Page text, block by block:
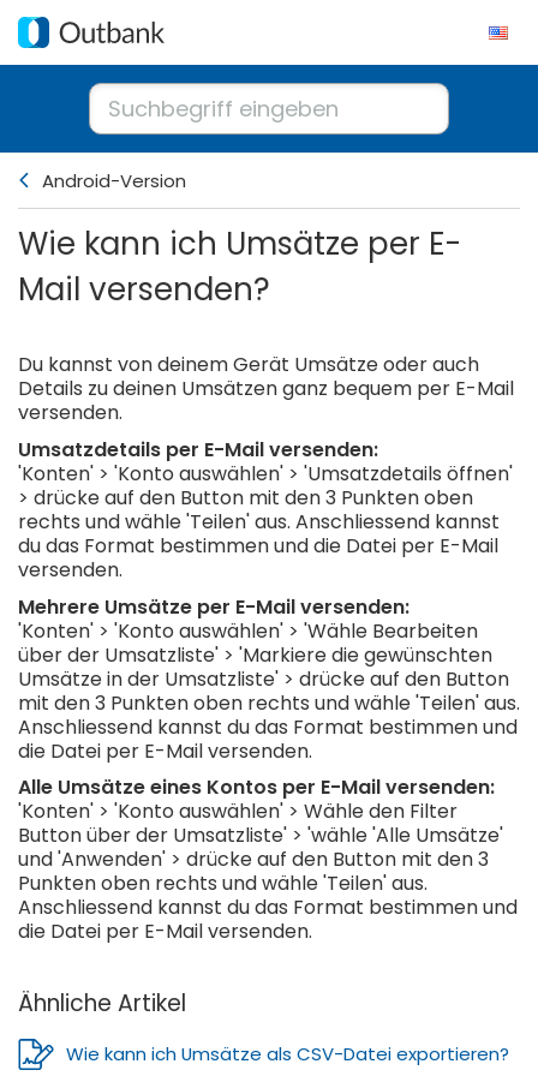
Android-Version
Wie kann ich Umsätze per E-
Mail versenden?
Du kannst von deinem Gerät Umsätze oder auch
Details zu deinen Umsätzen ganz bequem per E-Mail
versenden.
Umsatzdetails per E-Mail versenden:
'Konten' > 'Konto auswählen' > 'Umsatzdetails öffnen'
> drücke auf den Button mit den 3 Punkten oben
rechts und wähle 'Teilen' aus. Anschliessend kannst
du das Format bestimmen und die Datei per E-Mail
versenden.
Mehrere Umsätze per E-Mail versenden:
'Konten' > 'Konto auswählen' > 'Wähle Bearbeiten
über der Umsatzliste' > 'Markiere die gewünschten
Umsätze in der Umsatzliste' > drücke auf den Button
mit den 3 Punkten oben rechts und wähle 'Teilen' aus.
Anschliessend kannst du das Format bestimmen und
die Datei per E-Mail versenden.
Alle Umsätze eines Kontos per E-Mail versenden:
'Konten' > 'Konto auswählen' > Wähle den Filter
Button über der Umsatzliste' > 'wähle 'Alle Umsätze'
und 'Anwenden' > drücke auf den Button mit den 3
Punkten oben rechts und wähle 'Teilen' aus.
Anschliessend kannst du das Format bestimmen und
die Datei per E-Mail versenden.
Ähnliche Artikel
Wie kann ich Umsätze als CSV-Datei exportieren?